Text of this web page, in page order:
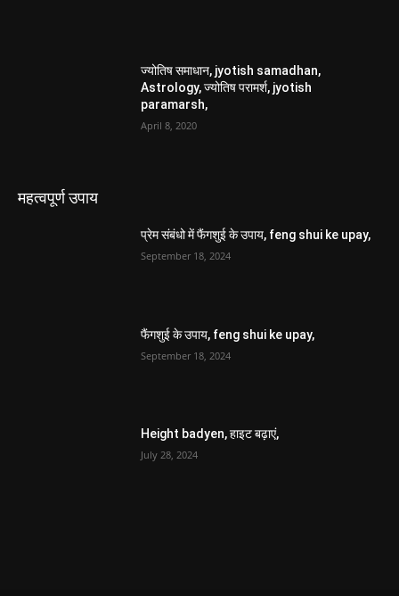
ज्योतिष समाधान, jyotish samadhan,
Astrology, ज्योतिष परामर्श, jyotish
paramarsh,
April 8, 2020
महत्वपूर्ण उपाय
प्रेम संबंधो में फैंगशुई के उपाय, feng shui ke upay,
September 18, 2024
फैंगशुई के उपाय, feng shui ke upay,
September 18, 2024
Height badyen, हाइट बढ़ाएं,
July 28, 2024